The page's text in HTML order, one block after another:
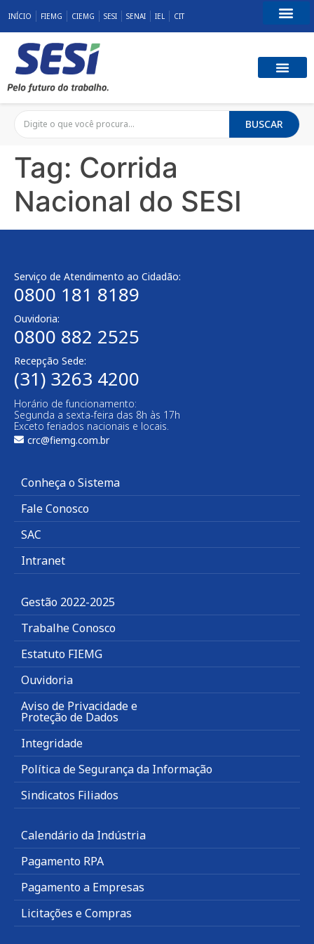
INÍCIO FIEMG CIEMG SESI SENAI IEL CIT
BUSCAR
Tag: Corrida
Nacional do SESI
Serviço de Atendimento ao Cidadão:
0800 181 8189
Ouvidoria:
0800 882 2525
Recepção Sede:
(31) 3263 4200
Horário de funcionamento:
Segunda a sexta-feira das 8h às 17h
Exceto feriados nacionais e locais.
crc@fiemg.com.br
Conheça o Sistema
Fale Conosco
SAC
Intranet
Gestão 2022-2025
Trabalhe Conosco
Estatuto FIEMG
Ouvidoria
Aviso de Privacidade e
Proteção de Dados
Integridade
Política de Segurança da Informação
Sindicatos Filiados
Calendário da Indústria
Pagamento RPA
Pagamento a Empresas
Licitações e Compras